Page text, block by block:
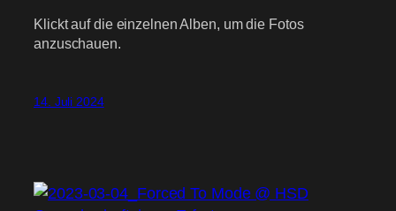
Klickt auf die einzelnen Alben, um die Fotos
anzuschauen.
14. Juli 2024